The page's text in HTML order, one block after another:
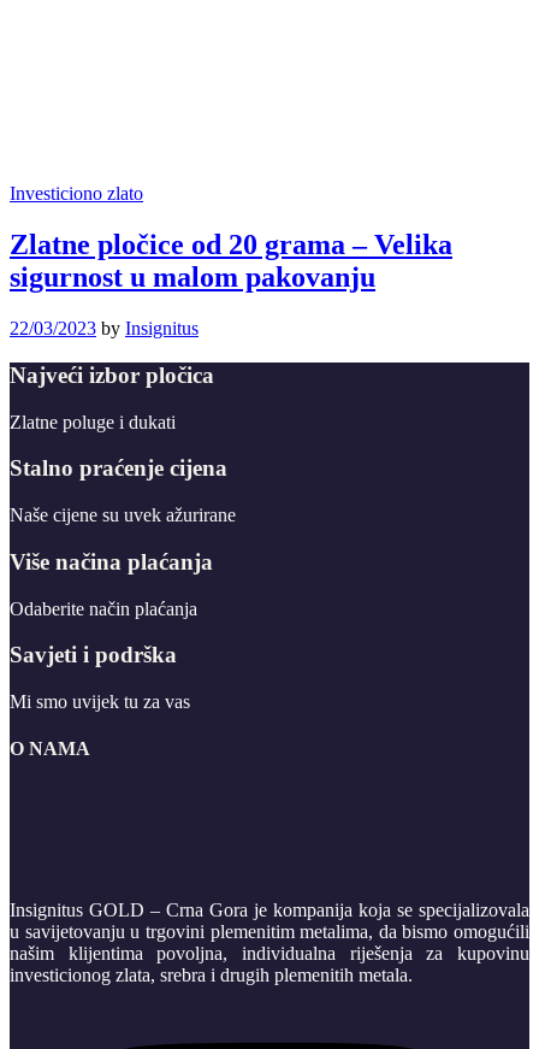
Investiciono zlato
Zlatne pločice od 20 grama – Velika
sigurnost u malom pakovanju
22/03/2023 by Insignitus
Najveći izbor pločica
Zlatne poluge i dukati
Stalno praćenje cijena
Naše cijene su uvek ažurirane
Više načina plaćanja
Odaberite način plaćanja
Savjeti i podrška
Mi smo uvijek tu za vas
O NAMA
Insignitus GOLD – Crna Gora je kompanija koja se specijalizovala
u savijetovanju u trgovini plemenitim metalima, da bismo omogućili
našim klijentima povoljna, individualna riješenja za kupovinu
investicionog zlata, srebra i drugih plemenitih metala.